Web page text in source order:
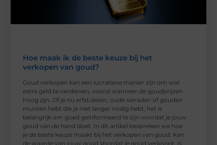
Hoe maak ik de beste keuze bij het
verkopen van goud?
Goud verkopen kan een lucratieve manier zijn om wat
extra geld te verdienen, vooral wanneer de goudprijzen
hoog zijn. Of je nu erfstukken, oude sieraden of gouden
munten hebt die je niet langer nodig hebt, het is
belangrijk om goed geïnformeerd te zijn voordat je jouw
goud van de hand doet. In dit artikel bespreken we hoe
je de beste keuze maakt bij het verkopen van goud. Ken
de waarde van jouw goud Voordat je goud verkoopt, is